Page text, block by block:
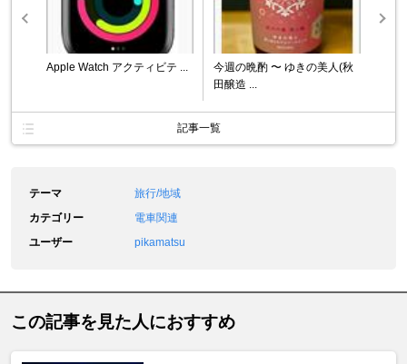
Apple Watch アクティビテ ...
今週の晩酌 〜 ゆきの美人(秋
田醸造 ...
記事一覧
テーマ
旅行/地域
カテゴリー
電車関連
ユーザー
pikamatsu
この記事を見た人におすすめ